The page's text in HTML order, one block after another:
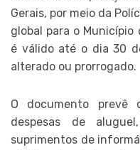
Gerais, por meio da
global para o Município
é válido até o dia 30
alterado ou prorrogado.
O documento prevê
despesas de
suprimentos de